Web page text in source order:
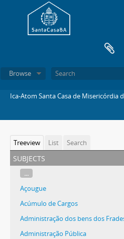
Browse
Ica-Atom Santa Casa de Misericórdia
Treeview List Search
subjects
...
Açougue
Acúmulo de Cargos
Administração dos bens dos
Administração Pública